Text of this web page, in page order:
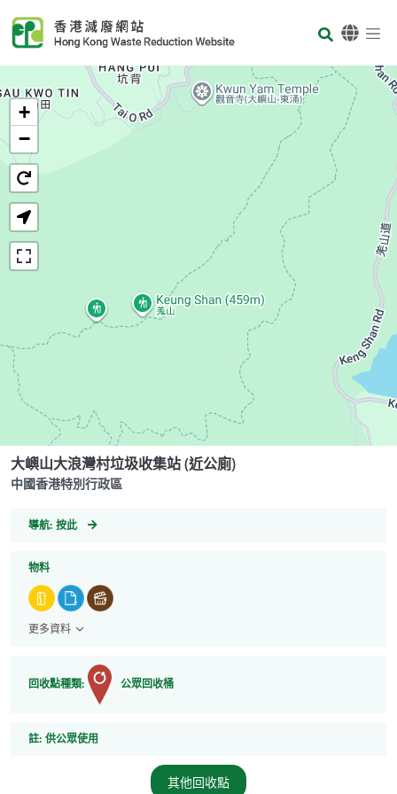
Body
+
−
中國香港特別行政區
大嶼山大浪灣村垃圾收集站 (近公廁)
導航: GeoCoordinates
按此
物料
更多資料
回收點種類: 公眾回收桶
註: 註
供公眾使用
其他回收點